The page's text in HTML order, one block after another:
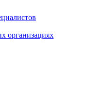
организациях